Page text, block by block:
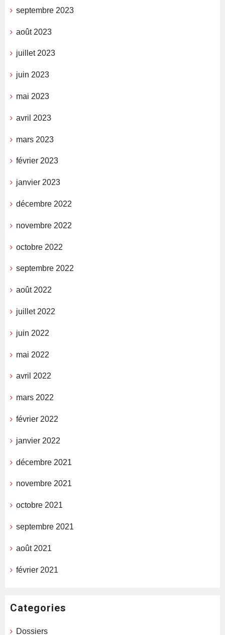
septembre 2023
août 2023
juillet 2023
juin 2023
mai 2023
avril 2023
mars 2023
février 2023
janvier 2023
décembre 2022
novembre 2022
octobre 2022
septembre 2022
août 2022
juillet 2022
juin 2022
mai 2022
avril 2022
mars 2022
février 2022
janvier 2022
décembre 2021
novembre 2021
octobre 2021
septembre 2021
août 2021
février 2021
Categories
Dossiers